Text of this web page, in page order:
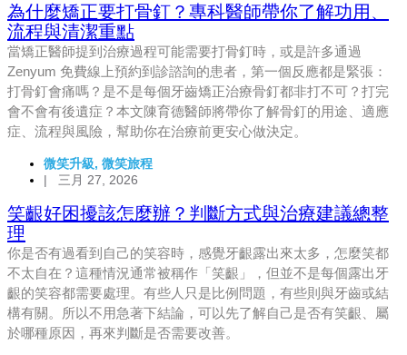
為什麼矯正要打骨釘？專科醫師帶你了解功用、
流程與清潔重點
當矯正醫師提到治療過程可能需要打骨釘時，或是許多通過
Zenyum 免費線上預約到診諮詢的患者，第一個反應都是緊張：
打骨釘會痛嗎？是不是每個牙齒矯正治療骨釘都非打不可？打完
會不會有後遺症？本文陳育德醫師將帶你了解骨釘的用途、適應
症、流程與風險，幫助你在治療前更安心做決定。
微笑升級, 微笑旅程
|
三月 27, 2026
笑齦好困擾該怎麼辦？判斷方式與治療建議總整
理
你是否有過看到自己的笑容時，感覺牙齦露出來太多，怎麼笑都
不太自在？這種情況通常被稱作「笑齦」，但並不是每個露出牙
齦的笑容都需要處理。有些人只是比例問題，有些則與牙齒或結
構有關。所以不用急著下結論，可以先了解自己是否有笑齦、屬
於哪種原因，再來判斷是否需要改善。